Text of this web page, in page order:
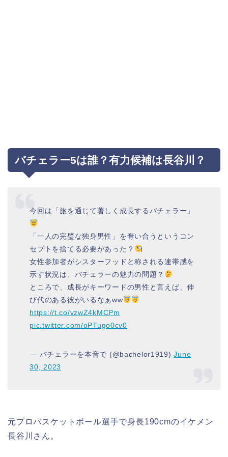
バチェラー5は誰？有力候補は長谷川？
今回は「旅を通じて著しく成長するバチェラー」
「一人の完璧な独身男性」を奪い合うというコン
セプトを捨てる必要があった？
女性参加者がシスターフッドと称される連帯感を
示す状況は、バチェラーの魅力の問題？
ところで、成長がキーワードの男性と言えば、伸
び代のある彼がいるなぁww
https://t.co/vzwZ4kMCPm
pic.twitter.com/oPTugo0cv0
— バチェラーを本音で (@bachelor1919)June
30, 2023
元プロバスケットボール選手で身長190cmのイケメン
長谷川さん。